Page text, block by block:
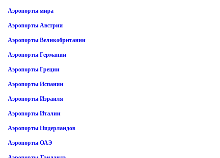
Аэропорты мира
Аэропорты Австрии
Аэропорты Великобритании
Аэропорты Германии
Аэропорты Греции
Аэропорты Испании
Аэропорты Израиля
Аэропорты Италии
Аэропорты Нидерландов
Аэропорты ОАЭ